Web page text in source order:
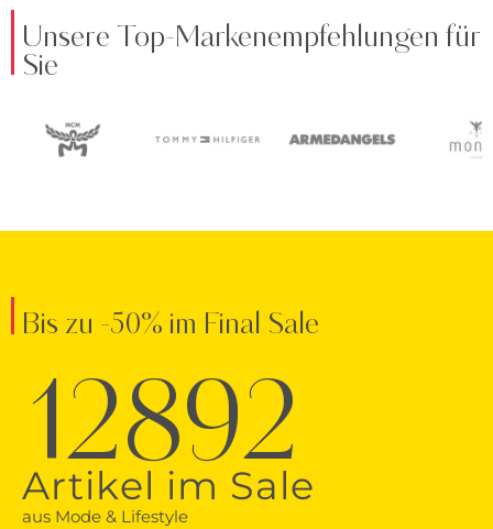
Unsere Top-Markenempfehlungen für
Sie
Bis zu -50% im Final Sale
12892
Artikel im Sale
aus Mode & Lifestyle